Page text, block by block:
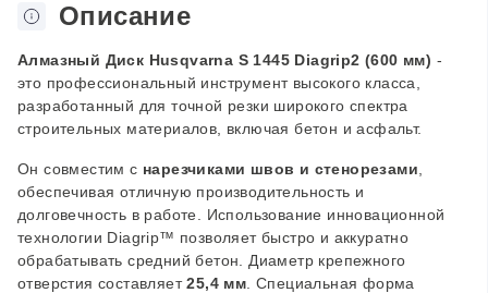
Описание
Алмазный Диск Husqvarna S 1445 Diagrip2 (600 мм) -
это профессиональный инструмент высокого класса,
разработанный для точной резки широкого спектра
строительных материалов, включая бетон и асфальт.
Он совместим с нарезчиками швов и стенорезами
обеспечивая отличную производительность и
долговечность в работе. Использование инновационной
технологии Diagrip™ позволяет быстро и аккуратно
обрабатывать средний бетон. Диаметр крепежного
отверстия составляет25,4 мм . Специальная форма